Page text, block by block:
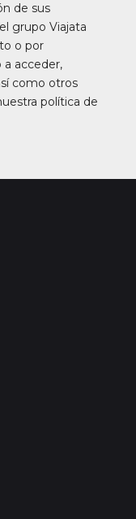
de sus
grupo Viajata
o por
a acceder,
como otros
política de